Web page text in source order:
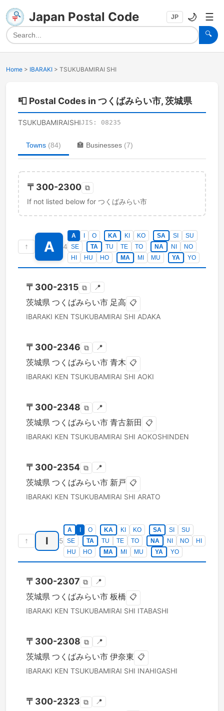
Japan Postal Code
🔍
JP 🌙 ☰
Home > IBARAKI > TSUKUBAMIRAI SHI
📮 Postal Codes in つくばみらい市, 茨城県
TSUKUBAMIRAISHIJIS: 08235
Towns (84) 🏣 Businesses (7)
〒 300-2300 ⧉
If not listed below for つくばみらい市
↑ A 4
A O KA KI KO SA SI
SU
SE
TA TU TE TO NA NI
NO
HI
HU HO MA MI MU YA YO
〒 300-2315 ⧉ 📍
茨城県 つくばみらい市 足高 📋
IBARAKI KEN TSUKUBAMIRAI SHI ADAKA
〒 300-2346 ⧉ 📍
茨城県 つくばみらい市 青木 📋
IBARAKI KEN TSUKUBAMIRAI SHI AOKI
〒 300-2348 ⧉ 📍
茨城県 つくばみらい市 青古新田 📋
IBARAKI KEN TSUKUBAMIRAI SHI AOKOSHINDEN
〒 300-2354 ⧉ 📍
茨城県 つくばみらい市 新戸 📋
IBARAKI KEN TSUKUBAMIRAI SHI ARATO
↑ I 5
A O KA KI KO SA SI
SU
SE
TA TU TE TO NA NI NO
HI
HU
HO MA MI MU YA YO
〒 300-2307 ⧉ 📍
茨城県 つくばみらい市 板橋 📋
IBARAKI KEN TSUKUBAMIRAI SHI ITABASHI
〒 300-2308 ⧉ 📍
茨城県 つくばみらい市 伊奈東 📋
IBARAKI KEN TSUKUBAMIRAI SHI INAHIGASHI
〒 300-2323 ⧉ 📍